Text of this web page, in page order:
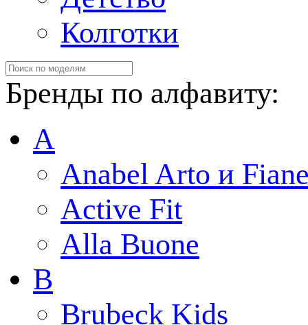
Колготки
Бренды по алфавиту:
A
Anabel Arto и
Active Fit
Alla Buone
B
Brubeck Kids